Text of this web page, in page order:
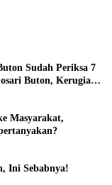
Sudah Periksa 7
Buton, Kerugian
Masyarakat,
Ini Sebabnya!